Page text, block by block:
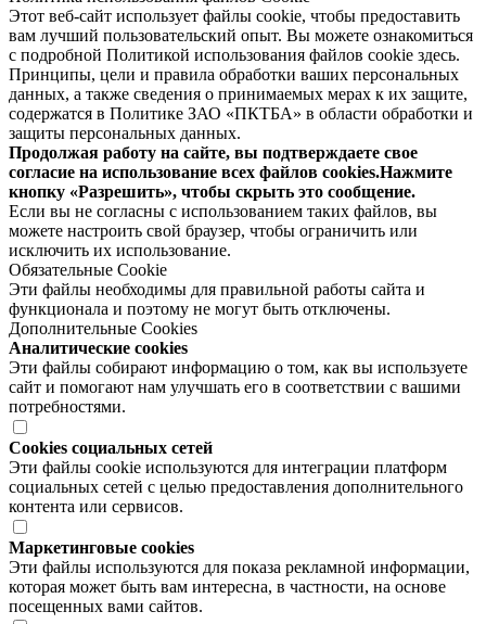
Этот веб-сайт использует файлы cookie, чтобы предоставить
вам лучший пользовательский опыт. Вы можете ознакомиться
с подробной Политикой использования файлов cookie здесь.
Принципы, цели и правила обработки ваших персональных
данных, а также сведения о принимаемых мерах к их защите,
содержатся в Политике ЗАО «ПКТБА» в области обработки и
защиты персональных данных.
Продолжая работу на сайте, вы подтверждаете свое
согласие на использование всех файлов cookies.Нажмите
кнопку «Разрешить», чтобы скрыть это сообщение.
Если вы не согласны с использованием таких файлов, вы
можете настроить свой браузер, чтобы ограничить или
исключить их использование.
Обязательные Cookie
Эти файлы необходимы для правильной работы сайта и
функционала и поэтому не могут быть отключены.
Дополнительные Cookies
Аналитические cookies
Эти файлы собирают информацию о том, как вы используете
сайт и помогают нам улучшать его в соответствии с вашими
потребностями.
Cookies социальных сетей
Эти файлы cookie используются для интеграции платформ
социальных сетей с целью предоставления дополнительного
контента или сервисов.
Маркетинговые cookies
Эти файлы используются для показа рекламной информации,
которая может быть вам интересна, в частности, на основе
посещенных вами сайтов.